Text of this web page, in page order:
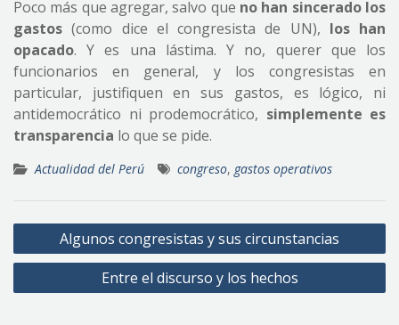
Poco más que agregar, salvo que no han sincerado los
gastos(como dice el congresista de UN), los han
opacado. Y es una lástima. Y no, querer que los
funcionarios en general, y los congresistas en
particular, justifiquen en sus gastos, es lógico, ni
antidemocrático ni prodemocrático, simplemente es
transparencia lo que se pide.
Actualidad del Perú congreso, gastos operativos
Navegación
de
Algunos congresistas y sus circunstancias
Entre el discurso y los hechos